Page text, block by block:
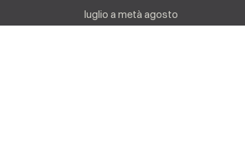
luglio a metà agosto